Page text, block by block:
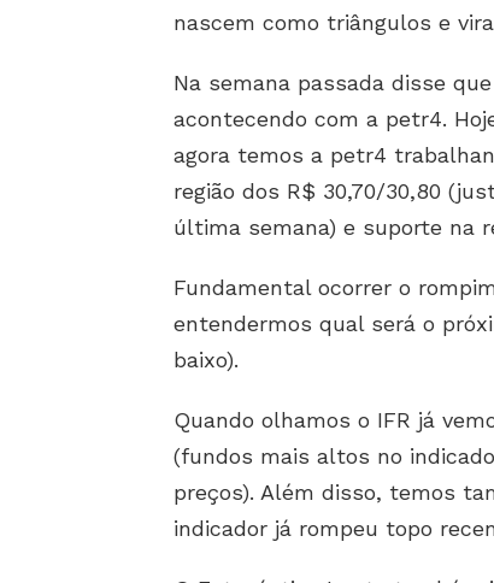
nascem como triângulos e
Na semana passada disse
acontecendo com a petr4.
agora temos a petr4
região dos R$ 30,70/30,80
última semana) e suporte na
Fundamental ocorrer o
entendermos qual será o
baixo).
Quando olhamos o IFR já
(fundos mais altos no
preços). Além disso, temos
indicador já rompeu topo